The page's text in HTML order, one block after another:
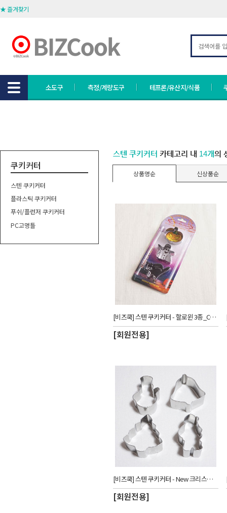
★ 즐겨찾기
소도구 측정/계량도구 테프론/유산지/식품
쿠키커터
스텐 쿠키커터
플라스틱 쿠키커터
푸쉬/플런저 쿠키커터
PC고명틀
스텐 쿠키커터 카테고리 내 14개의
상품명순 신상품순
[비즈쿡] 스텐 쿠키커터 - 할로윈 3종_CUW
[회원전용]
[비즈쿡] 스텐 쿠키커터 - New 크리스마스 4종_CUW
[회원전용]